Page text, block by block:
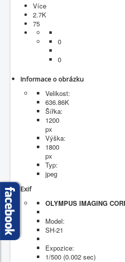
Výsledky
Videogalerie
Fotogalerie
Více
2.7K
75
0
0
Informace o obrázku
Velikost:
636.86K
Šířka:
1200
px
Výška:
1800
px
Typ:
jpeg
Exif
OLYMPUS IMAGING
Model:
SH-21
Expozice:
1/500 (0.002 sec)